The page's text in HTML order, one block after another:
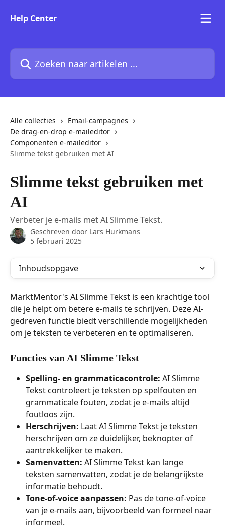
Help Center
Zoeken naar artikelen ...
Alle collecties
Email-campagnes
De drag-en-drop e-maileditor
Componenten e-maileditor
Slimme tekst gebruiken met AI
Slimme tekst gebruiken met
AI
Verbeter je e-mails met AI Slimme Tekst.
Geschreven door Lars Hurkmans
5 februari 2025
Inhoudsopgave
MarktMentor's AI Slimme Tekst is een krachtige tool
die je helpt om betere e-mails te schrijven. Deze AI-
gedreven functie biedt verschillende mogelijkheden
om je teksten te verbeteren en te optimaliseren.
Functies van AI Slimme Tekst
Spelling- en grammaticacontrole: AI Slimme
Tekst controleert je teksten op spelfouten en
grammaticale fouten, zodat je e-mails altijd
foutloos zijn.
Herschrijven: Laat AI Slimme Tekst je teksten
herschrijven om ze duidelijker, beknopter of
aantrekkelijker te maken.
Samenvatten: AI Slimme Tekst kan lange
teksten samenvatten, zodat je de belangrijkste
informatie behoudt.
Tone-of-voice aanpassen: Pas de tone-of-voice
van je e-mails aan, bijvoorbeeld van formeel naar
informeel.